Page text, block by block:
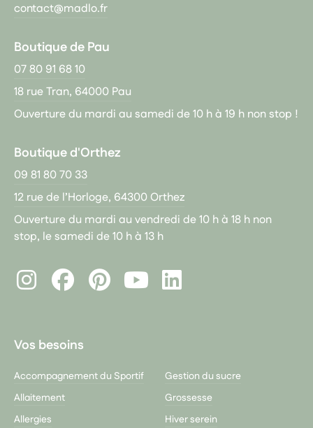
contact@madlo.fr
Boutique de Pau
07 80 91 68 10
18 rue Tran, 64000 Pau
Ouverture du mardi au samedi de 10 h à 19 h non stop !
Boutique d'Orthez
09 81 80 70 33
12 rue de l’Horloge, 64300 Orthez
Ouverture du mardi au vendredi de 10 h à 18 h non
stop, le samedi de 10 h à 13 h
InstagramFacebookPinterest
LinkedIn
Vos besoins
Accompagnement du Sportif
Allaitement
Allergies
Gestion du sucre
Grossesse
Hiver serein